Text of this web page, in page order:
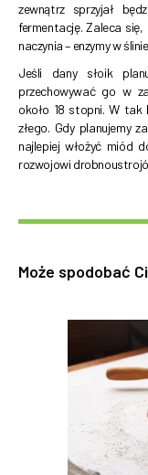
zewnątrz sprzyjał
fermentację. Zaleca się,
naczynia – enzymy w
Jeśli dany słoik
przechowywać go w
około 18 stopni. W
złego. Gdy planujemy
najlepiej włożyć miód
rozwojowi
Może spodobać